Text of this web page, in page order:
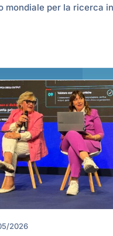
mondiale per la ricerca
2026